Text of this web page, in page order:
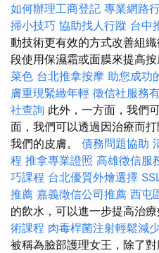
如何辦理工商登記 專業網路
掃小技巧 協助找人行蹤 台中
動技術更有效的方式改善組
段使用保濕霜或面膜來提高按
菜色 台北推拿按摩 助您成功
膚重現緊緻年輕 徵信社服務
社查詢 此外，一方面，我們
面，我們可以透過因治療而
我們的皮膚。 債務問題協助
程 推拿專業證照 高雄徵信服
巧課程 台北優質外燴選擇
推薦 嘉義徵信公司推薦 西屯
的飲水，可以進一步提高治療
術課程 肉毒桿菌注射輕鬆減
被稱為臉部護理女王，除了